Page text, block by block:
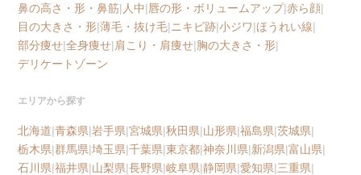
鼻の高さ・形・鼻筋| 人中|唇の形・ボリュームアップ|赤ら顔|
目の大きさ・形|薄毛・抜け毛| ニキビ跡|小ジワ|ほうれい線|
部分痩せ|全身痩せ|肩こり・肩痩せ|胸の大きさ・形|
デリケートゾーン
エリアから探す
北海道|青森県|岩手県|宮城県|秋田県|山形県|福島県|茨城県|
栃木県|群馬県|埼玉県|千葉県|東京都|神奈川県|新潟県|富山県|
石川県|福井県|山梨県|長野県|岐阜県|静岡県|愛知県|三重県|